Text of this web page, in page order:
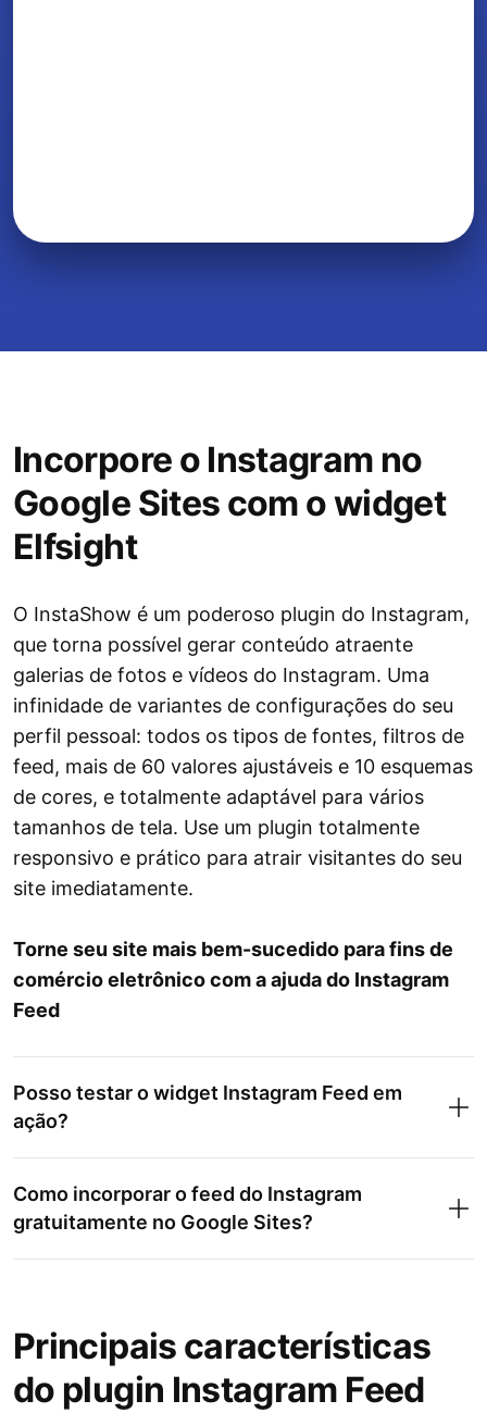
Incorpore o Instagram no
Google Sites com o widget
Elfsight
O InstaShow é um poderoso plugin do Instagram,
que torna possível gerar conteúdo atraente
galerias de fotos e vídeos do Instagram. Uma
infinidade de variantes de configurações do seu
perfil pessoal: todos os tipos de fontes, filtros de
feed, mais de 60 valores ajustáveis ​​e 10 esquemas
de cores, e totalmente adaptável para vários
tamanhos de tela. Use um plugin totalmente
responsivo e prático para atrair visitantes do seu
site imediatamente.
Torne seu site mais bem-sucedido para fins de
comércio eletrônico com a ajuda do Instagram
Feed
Posso testar o widget Instagram Feed em
ação?
Como incorporar o feed do Instagram
gratuitamente no Google Sites?
Principais características
do plugin Instagram Feed